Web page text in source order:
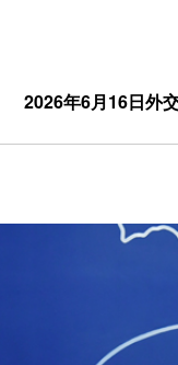
2026年6月16日外